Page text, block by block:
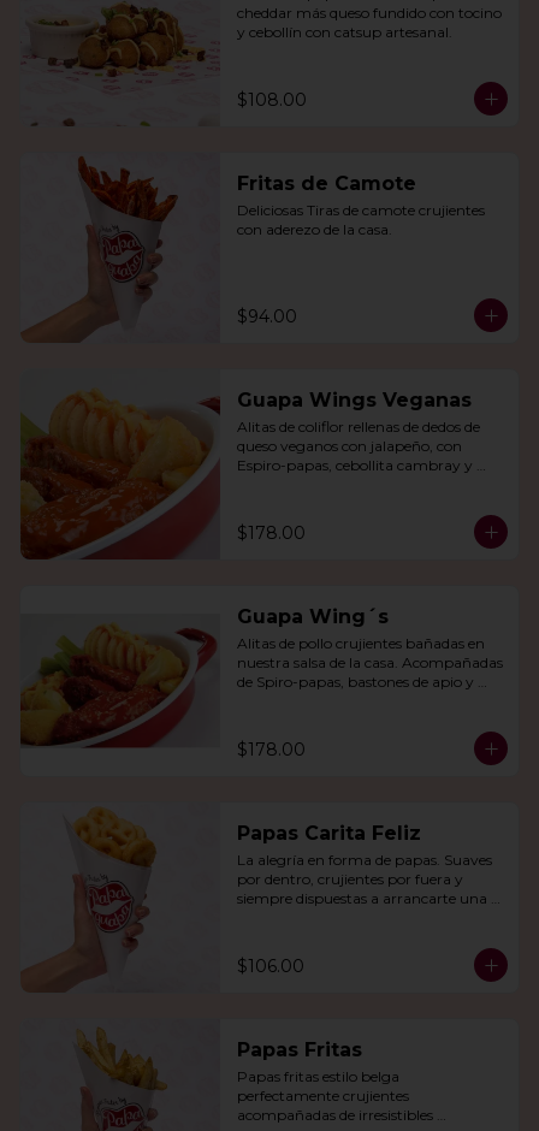
cheddar más queso fundido con tocino
y cebollín con catsup artesanal.
$108.00
Fritas de Camote
Deliciosas Tiras de camote crujientes
con aderezo de la casa.
$94.00
Guapa Wings Veganas
Alitas de coliflor rellenas de dedos de
queso veganos con jalapeño, con
Espiro-papas, cebollita cambray y
$178.00
Guapa Wing´s
Alitas de pollo crujientes bañadas en
nuestra salsa de la casa. Acompañadas
de Spiro-papas, bastones de apio y
$178.00
Papas Carita Feliz
La alegría en forma de papas. Suaves
por dentro, crujientes por fuera y
siempre dispuestas a arrancarte una
$106.00
Papas Fritas
Papas fritas estilo belga
perfectamente crujientes
acompañadas de irresistibles